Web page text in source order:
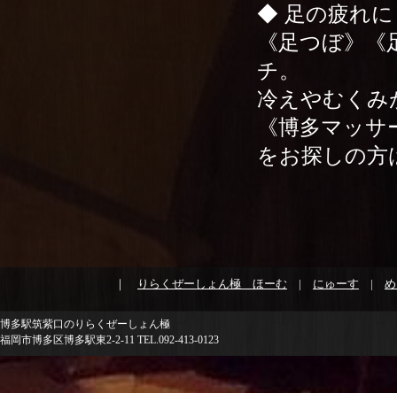
◆ 足の疲れ
《足つぼ》
チ。
冷えやむくみ
《博多マッ
をお探しの方
｜ りらくぜーしょん極 ほーむ | にゅーす |
博多駅筑紫口のりらくぜーしょん極
福岡市博多区博多駅東2-2-11 TEL.092-413-0123